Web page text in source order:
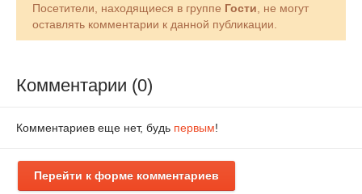
Посетители, находящиеся в группе Гости , не могут
оставлять комментарии к данной публикации.
Комментарии (0)
Комментариев еще нет, будь первым!
Перейти к форме комментариев